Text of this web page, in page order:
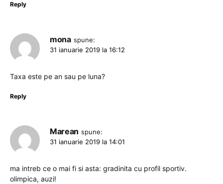
Reply
mona spune:
31 ianuarie 2019 la 16:12
Taxa este pe an sau pe luna?
Reply
Marean spune:
31 ianuarie 2019 la 14:01
ma intreb ce o mai fi si asta: gradinita cu profil sportiv.
olimpica, auzi!